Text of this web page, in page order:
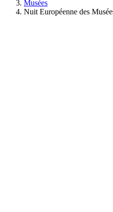
Musées
Nuit Européenne des